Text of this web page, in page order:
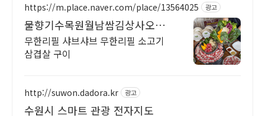
https://m.place.naver.com/place/13564025 광고
물향기수목원월남쌈김상사오산
점
무한리필 샤브샤브 무한리필 소고기
삼겹살 구이
http://suwon.dadora.kr 광고
수원시 스마트 관광 전자지도